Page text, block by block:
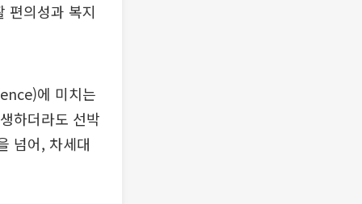
편의성과 복지
에 미치는
하더라도 선박
넘어, 차세대